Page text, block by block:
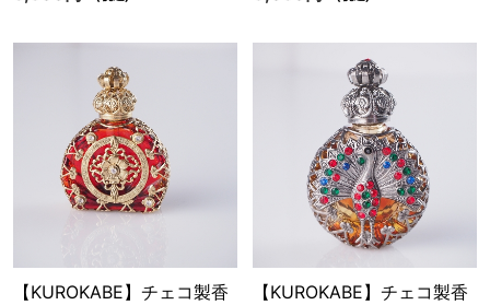
【KUROKABE】チェコ製香
【KUROKABE】チェコ製香